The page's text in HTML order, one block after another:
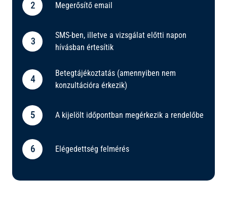
Megerősítő email
SMS-ben, illetve a vizsgálat előtti napon
hívásban értesítik
Betegtájékoztatás (amennyiben nem
konzultációra érkezik)
A kijelölt időpontban megérkezik a rendelőbe
Elégedettség felmérés